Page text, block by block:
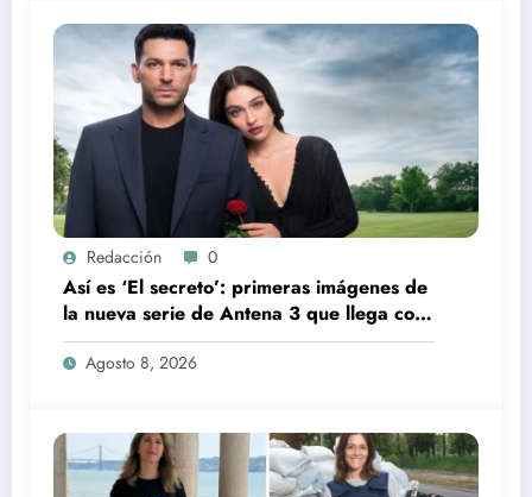
Redacción 0
Así es ‘El secreto’: primeras imágenes de
la nueva serie de Antena 3 que llega con
una verdad brutal
Agosto 8, 2026